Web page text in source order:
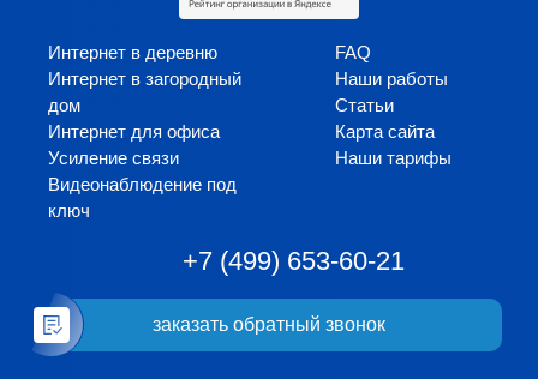
Интернет в деревню
Интернет в загородный
дом
Интернет для офиса
Усиление связи
Видеонаблюдение под
ключ
FAQ
Наши работы
Статьи
Карта сайта
Наши тарифы
+7 (499) 653-60-21
заказать обратный звонок